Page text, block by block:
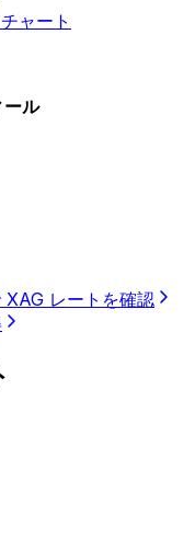
ャート
ール
XAG レートを確認